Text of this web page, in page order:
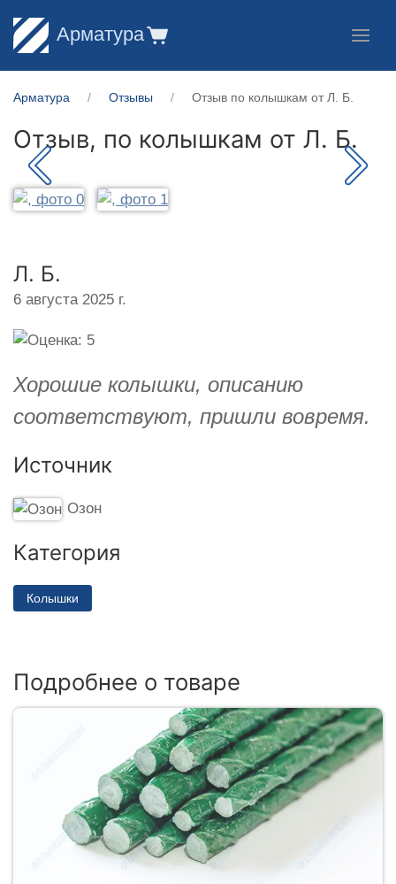
Арматура
Арматура Отзывы Отзыв по колышкам от Л. Б.
Отзыв, по колышкам от Л. Б.
Л. Б.
6 августа 2025 г.
Хорошие колышки, описанию
соответствуют, пришли вовремя.
Источник
Озон
Категория
Колышки
Подробнее о товаре